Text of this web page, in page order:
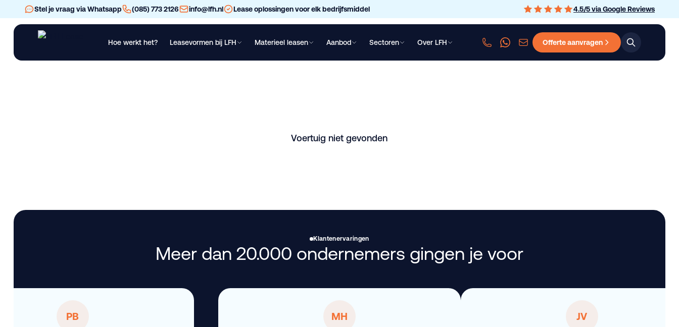
Stel je vraag via Whatsapp (085) 773 2126 info@lfh.nl Lease oplossingen voor elk bedrijfsmiddel 4.5/5via Google Reviews
Hoe werkt het? Leasevormen bij LFH Materieel leasen Aanbod Sectoren Over LFH Offerte aanvragen
Voertuig niet gevonden
Klantenervaringen
Meer dan 20.000 ondernemers gingen je voor
MH JV
PB